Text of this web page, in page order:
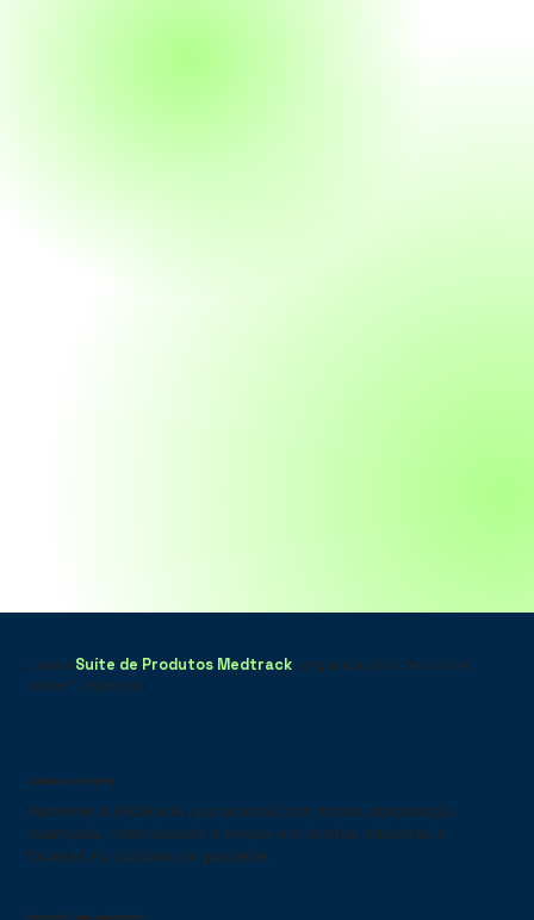
Com a Suíte de Produtos Medtrack, organizações de saúde
podem esperar:
Aumente a eficiência operacional com nossa automação
avançada, minimizando o tempo em tarefas rotineiras e
focando no cuidado ao paciente.
Automação Inteligente
Integração Sem Complicações